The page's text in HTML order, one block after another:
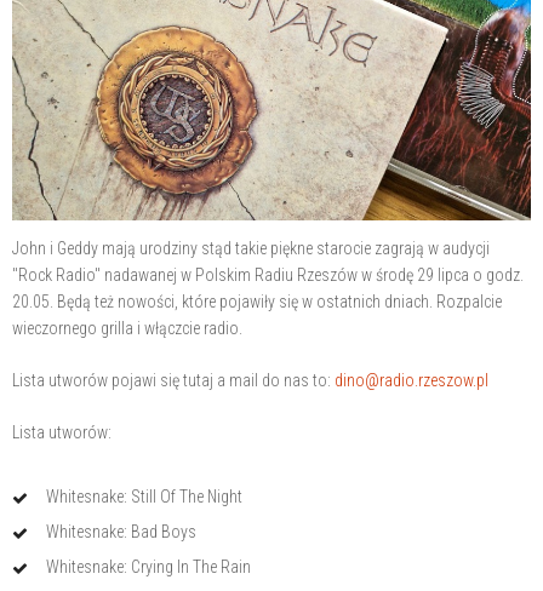
John i Geddy mają urodziny stąd takie piękne starocie zagrają w audycji
"Rock Radio" nadawanej w Polskim Radiu Rzeszów w środę 29 lipca o godz.
20.05. Będą też nowości, które pojawiły się w ostatnich dniach. Rozpalcie
wieczornego grilla i włączcie radio.
Lista utworów pojawi się tutaj a mail do nas to: dino@radio.rzeszow.pl
Lista utworów:
Whitesnake: Still Of The Night
Whitesnake: Bad Boys
Whitesnake: Crying In The Rain